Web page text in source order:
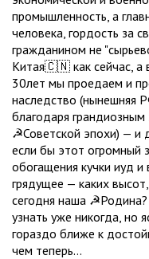
промышленность, а
человека, гордость за
гражданином не
Китая🇨🇳 как сейчас, а
30лет мы проедаем и
наследство
благодаря
☭Советской эпохи) — и
если бы этот огромный
обогащения кучки иуд и
грядущее — каких
сегодня наша
узнать уже никогда, но
гораздо ближе к
чем теперь…